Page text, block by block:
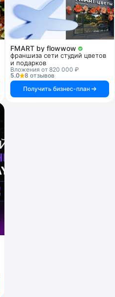
FMART by flowwow
франшиза сети студий цветов
и подарков
Вложения от 820 000 ₽
5.0
8 отзывов
Получить бизнес-план